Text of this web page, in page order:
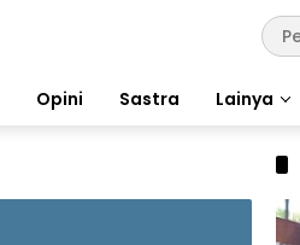
Opini Sastra Lainya